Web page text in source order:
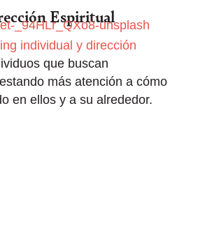
Espiritual
individual y dirección
que buscan
más atención a cómo
en ellos y a su alrededor.